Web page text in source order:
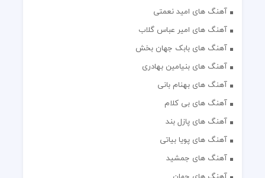
آهنگ های امید نعمتی
آهنگ های امیر عباس گلاب
آهنگ های بابک جهان بخش
آهنگ های بنیامین بهادری
آهنگ های بهنام بانی
آهنگ های بی کلام
آهنگ های پازل بند
آهنگ های پویا بیاتی
آهنگ های جمشید